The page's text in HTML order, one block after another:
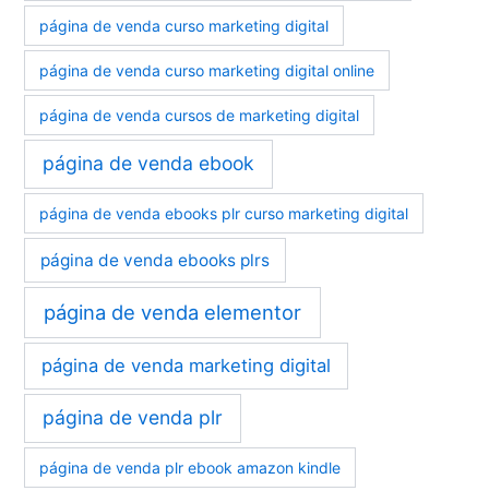
página de venda curso marketing digital
página de venda curso marketing digital online
página de venda cursos de marketing digital
página de venda ebook
página de venda ebooks plr curso marketing digital
página de venda ebooks plrs
página de venda elementor
página de venda marketing digital
página de venda plr
página de venda plr ebook amazon kindle